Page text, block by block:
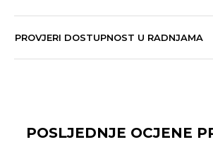
PROVJERI DOSTUPNOST U RADNJAMA
POSLJEDNJE OCJENE